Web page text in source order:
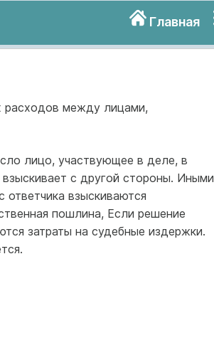
Главная
расходов между лицами,
лицо, участвующее в деле, в
с другой стороны. Иными
взыскиваются
пошлина, Если решение
затраты на судебные издержки.